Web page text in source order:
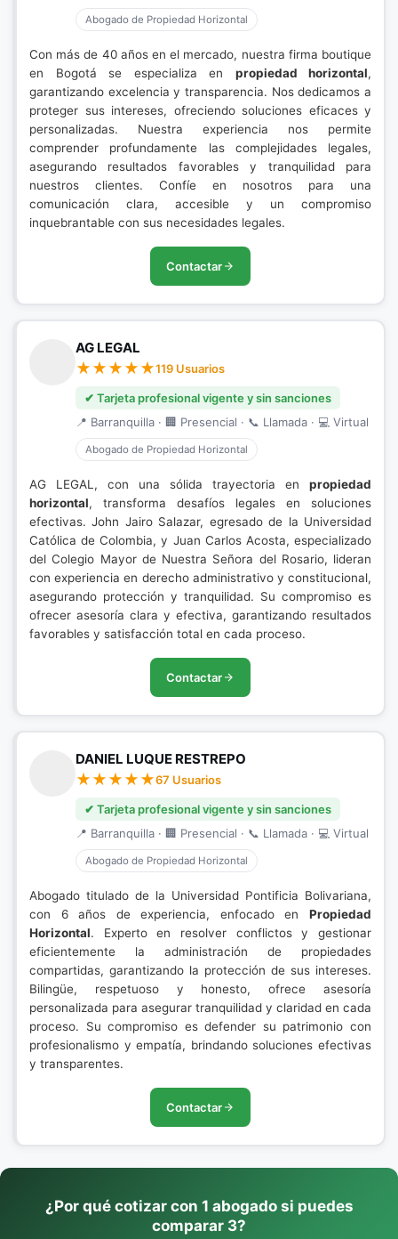
Abogado de Propiedad Horizontal
Con más de 40 años en el mercado, nuestra firma boutique
en Bogotá se especializa en propiedad horizontal,
garantizando excelencia y transparencia. Nos dedicamos a
proteger sus intereses, ofreciendo soluciones eficaces y
personalizadas. Nuestra experiencia nos permite
comprender profundamente las complejidades legales,
asegurando resultados favorables y tranquilidad para
nuestros clientes. Confíe en nosotros para una
comunicación clara, accesible y un compromiso
inquebrantable con sus necesidades legales.
Contactar
AG LEGAL
119 Usuarios
✔ Tarjeta profesional vigente y sin sanciones
📍 Barranquilla · 🏢 Presencial · 📞 Llamada · 💻 Virtual
Abogado de Propiedad Horizontal
AG LEGAL, con una sólida trayectoria en propiedad
horizontal, transforma desafíos legales en soluciones
efectivas. John Jairo Salazar, egresado de la Universidad
Católica de Colombia, y Juan Carlos Acosta, especializado
del Colegio Mayor de Nuestra Señora del Rosario, lideran
con experiencia en derecho administrativo y constitucional,
asegurando protección y tranquilidad. Su compromiso es
ofrecer asesoría clara y efectiva, garantizando resultados
favorables y satisfacción total en cada proceso.
Contactar
DANIEL LUQUE RESTREPO
67 Usuarios
✔ Tarjeta profesional vigente y sin sanciones
📍 Barranquilla · 🏢 Presencial · 📞 Llamada · 💻 Virtual
Abogado de Propiedad Horizontal
Abogado titulado de la Universidad Pontificia Bolivariana,
con 6 años de experiencia, enfocado en Propiedad
Horizontal. Experto en resolver conflictos y gestionar
eficientemente la administración de propiedades
compartidas, garantizando la protección de sus intereses.
Bilingüe, respetuoso y honesto, ofrece asesoría
personalizada para asegurar tranquilidad y claridad en cada
proceso. Su compromiso es defender su patrimonio con
profesionalismo y empatía, brindando soluciones efectivas
y transparentes.
Contactar
¿Por qué cotizar con 1 abogado si puedes
comparar 3?